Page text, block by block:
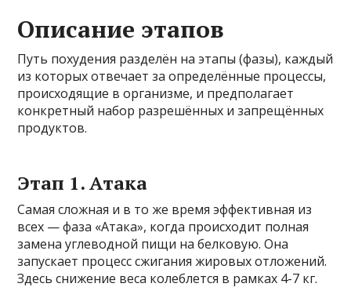
Описание этапов
Путь похудения разделён на этапы (фазы), каждый
из которых отвечает за определённые процессы,
происходящие в организме, и предполагает
конкретный набор разрешённых и запрещённых
продуктов.
Этап 1. Атака
Самая сложная и в то же время эффективная из
всех — фаза «Атака», когда происходит полная
замена углеводной пищи на белковую. Она
запускает процесс сжигания жировых отложений.
Здесь снижение веса колеблется в рамках 4-7 кг.